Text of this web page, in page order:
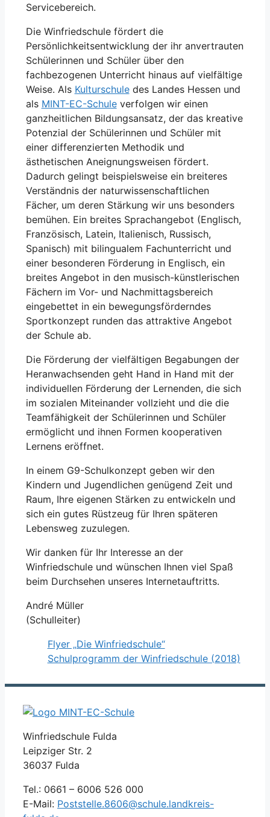
Servicebereich.
Die Winfriedschule fördert die
Persönlichkeitsentwicklung der ihr anvertrauten
Schülerinnen und Schüler über den
fachbezogenen Unterricht hinaus auf vielfältige
Weise. Als Kulturschuledes Landes Hessen und
als MINT-EC-Schuleverfolgen wir einen
ganzheitlichen Bildungsansatz, der das kreative
Potenzial der Schülerinnen und Schüler mit
einer differenzierten Methodik und
ästhetischen Aneignungsweisen fördert.
Dadurch gelingt beispielsweise ein breiteres
Verständnis der naturwissenschaftlichen
Fächer, um deren Stärkung wir uns besonders
bemühen. Ein breites Sprachangebot (Englisch,
Französisch, Latein, Italienisch, Russisch,
Spanisch) mit bilingualem Fachunterricht und
einer besonderen Förderung in Englisch, ein
breites Angebot in den musisch-künstlerischen
Fächern im Vor- und Nachmittagsbereich
eingebettet in ein bewegungsförderndes
Sportkonzept runden das attraktive Angebot
der Schule ab.
Die Förderung der vielfältigen Begabungen der
Heranwachsenden geht Hand in Hand mit der
individuellen Förderung der Lernenden, die sich
im sozialen Miteinander vollzieht und die die
Teamfähigkeit der Schülerinnen und Schüler
ermöglicht und ihnen Formen kooperativen
Lernens eröffnet.
In einem G9-Schulkonzept geben wir den
Kindern und Jugendlichen genügend Zeit und
Raum, Ihre eigenen Stärken zu entwickeln und
sich ein gutes Rüstzeug für Ihren späteren
Lebensweg zuzulegen.
Wir danken für Ihr Interesse an der
Winfriedschule und wünschen Ihnen viel Spaß
beim Durchsehen unseres Internetauftritts.
André Müller
(Schulleiter)
Flyer „Die Winfriedschule“
Schulprogramm der Winfriedschule (2018)
Winfriedschule Fulda
Leipziger Str. 2
36037 Fulda
Tel.: 0661 – 6006 526 000
E-Mail: Poststelle.8606@schule.landkreis-